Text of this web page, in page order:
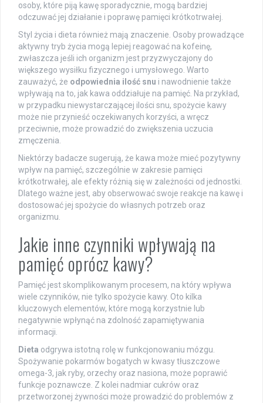
osoby, które piją kawę sporadycznie, mogą bardziej
odczuwać jej działanie i poprawę pamięci krótkotrwałej.
Styl życia i dieta również mają znaczenie. Osoby prowadzące
aktywny tryb życia mogą lepiej reagować na kofeinę,
zwłaszcza jeśli ich organizm jest przyzwyczajony do
większego wysiłku fizycznego i umysłowego. Warto
zauważyć, że odpowiednia ilość snu i nawodnienie także
wpływają na to, jak kawa oddziałuje na pamięć. Na przykład,
w przypadku niewystarczającej ilości snu, spożycie kawy
może nie przynieść oczekiwanych korzyści, a wręcz
przeciwnie, może prowadzić do zwiększenia uczucia
zmęczenia.
Niektórzy badacze sugerują, że kawa może mieć pozytywny
wpływ na pamięć, szczególnie w zakresie pamięci
krótkotrwałej, ale efekty różnią się w zależności od jednostki.
Dlatego ważne jest, aby obserwować swoje reakcje na kawę i
dostosować jej spożycie do własnych potrzeb oraz
organizmu.
Jakie inne czynniki wpływają na
pamięć oprócz kawy?
Pamięć jest skomplikowanym procesem, na który wpływa
wiele czynników, nie tylko spożycie kawy. Oto kilka
kluczowych elementów, które mogą korzystnie lub
negatywnie wpłynąć na zdolność zapamiętywania
informacji.
Dieta odgrywa istotną rolę w funkcjonowaniu mózgu.
Spożywanie pokarmów bogatych w kwasy tłuszczowe
omega-3, jak ryby, orzechy oraz nasiona, może poprawić
funkcje poznawcze. Z kolei nadmiar cukrów oraz
przetworzonej żywności może prowadzić do problemów z